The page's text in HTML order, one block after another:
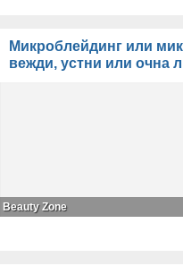
Микроблейдинг или
вежди, устни или очна
Beauty Zone